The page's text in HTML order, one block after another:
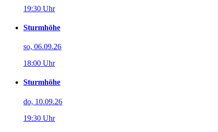
19:30 Uhr
Sturmhöhe
so, 06.09.26
18:00 Uhr
Sturmhöhe
do, 10.09.26
19:30 Uhr